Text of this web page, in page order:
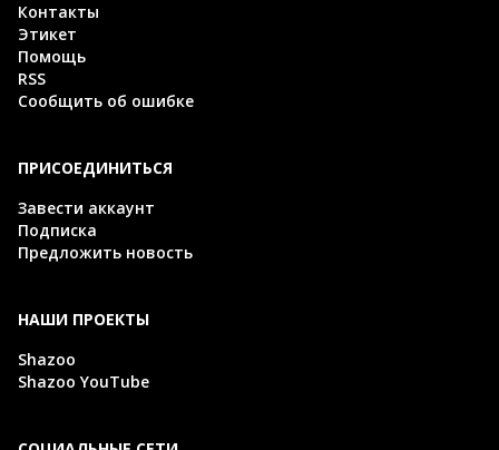
Контакты
Этикет
Помощь
RSS
Сообщить об ошибке
ПРИСОЕДИНИТЬСЯ
Завести аккаунт
Подписка
Предложить новость
НАШИ ПРОЕКТЫ
Shazoo
Shazoo YouTube